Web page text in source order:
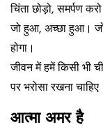
चिंता छोड़ो, समर्पण करो
जो हुआ, अच्छा हुआ। जो
होगा।
जीवन में हमें किसी भी
पर भरोसा रखना चाहिए।
आत्मा अमर है